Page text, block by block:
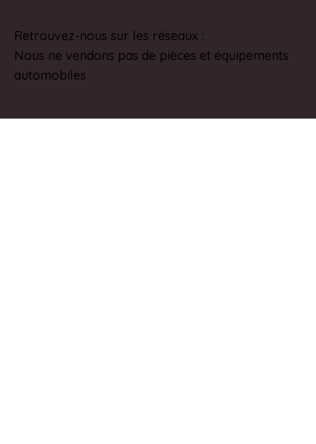
v
e
:
Retrouvez-nous sur les réseaux :
Nous ne vendons pas de pièces et équipements
automobiles